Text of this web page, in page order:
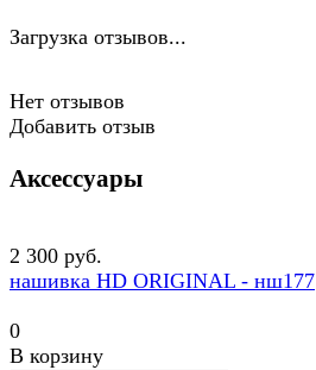
Загрузка отзывов...
Нет отзывов
Добавить отзыв
Аксессуары
2 300 руб.
нашивка HD ORIGINAL - нш177
0
В корзину